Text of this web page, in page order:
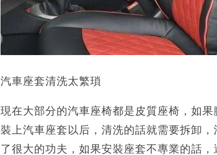
汽車座套清洗太繁瑣
現在大部分的汽車座椅都是皮質座椅，如
裝上汽車座套以后，清洗的話就需要拆卸
了很大的功夫，如果安裝座套不專業的話